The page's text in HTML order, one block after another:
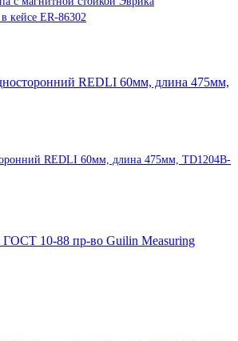
кейсе ER-86302
REDLI 60мм, длина 475мм, TD1204B-